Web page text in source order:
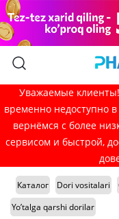
Уважаемые
временно недоступно
вернёмся с более
сервисом и быстрой,
Каталог Dori vositalari
Yo’talga qarshi dorilar